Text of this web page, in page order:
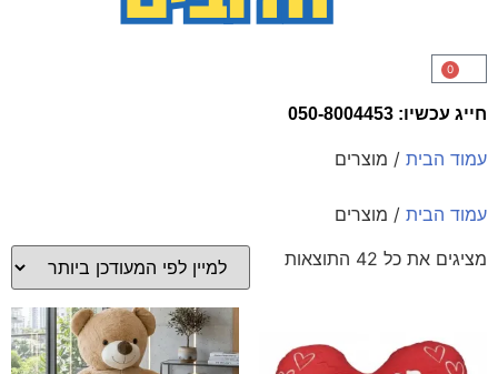
0
חייג עכשיו: 050-8004453
עמוד הבית / מוצרים
עמוד הבית / מוצרים
מציגים את כל ⁦42⁩ התוצאות